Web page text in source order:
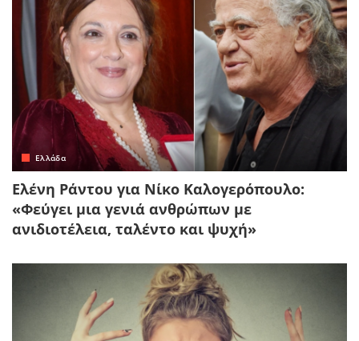
Ελλάδα
Ελένη Ράντου για Νίκο Καλογερόπουλο:
«Φεύγει μια γενιά ανθρώπων με
ανιδιοτέλεια, ταλέντο και ψυχή»